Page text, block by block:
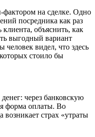
фактором на сделке. Одно
посредника как раз
объяснить, как
выгодный вариант
видел, что здесь
стоило бы
через банковскую
форма оплаты. Во
возникает страх «утраты